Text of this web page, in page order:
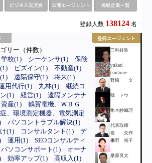
登録人数 138124 名
リー（件数）
学校(1) シーケンサ(1)
保険
ビズイン(1)
不動産(1)
遠隔保守(1)
将来(1)
用代行(1)
丸林(1)
継続コ
(1)
経営(1)
遠隔メンテナ
資産(1)
鶴賀電機、ＷＢＧ
、環境測定機器、電気測定
パソコントラブル解決(1)
(1)
コンサルタント(1)
デ
運用(1)
SEOコンサルティ
パソコンサポート(1)
オーナ
効率アップ(1)
高収入(1)
三科好造
yukari
tsudome
野崎 一文
韓 トウ
角本紗織理
代表取締
役 矢作
保
本野 裕子
桑原良太